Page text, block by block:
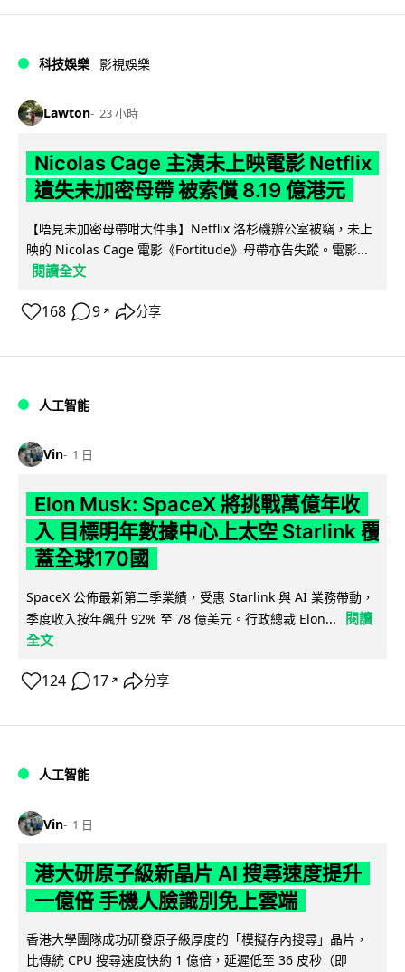
科技娛樂 影視娛樂
Lawton 23 小時
Nicolas Cage 主演未上映電影 Netflix
遺失未加密母帶 被索償 8.19 億港元
【唔見未加密母帶咁大件事】Netflix 洛杉磯辦公室被竊，未上
映的 Nicolas Cage 電影《Fortitude》母帶亦告失蹤。電影...
閱讀全文
168 9 ↗ 分享
人工智能
Vin 1 日
Elon Musk: SpaceX 將挑戰萬億年收
入 目標明年數據中心上太空 Starlink 覆
蓋全球170國
SpaceX 公佈最新第二季業績，受惠 Starlink 與 AI 業務帶動，
季度收入按年飆升 92% 至 78 億美元。行政總裁 Elon...
閱讀
全文
124 17 ↗ 分享
人工智能
Vin 1 日
港大研原子級新晶片 AI 搜尋速度提升
一億倍 手機人臉識別免上雲端
香港大學團隊成功研發原子級厚度的「模擬存內搜尋」晶片，
比傳統 CPU 搜尋速度快約 1 億倍，延遲低至 36 皮秒（即